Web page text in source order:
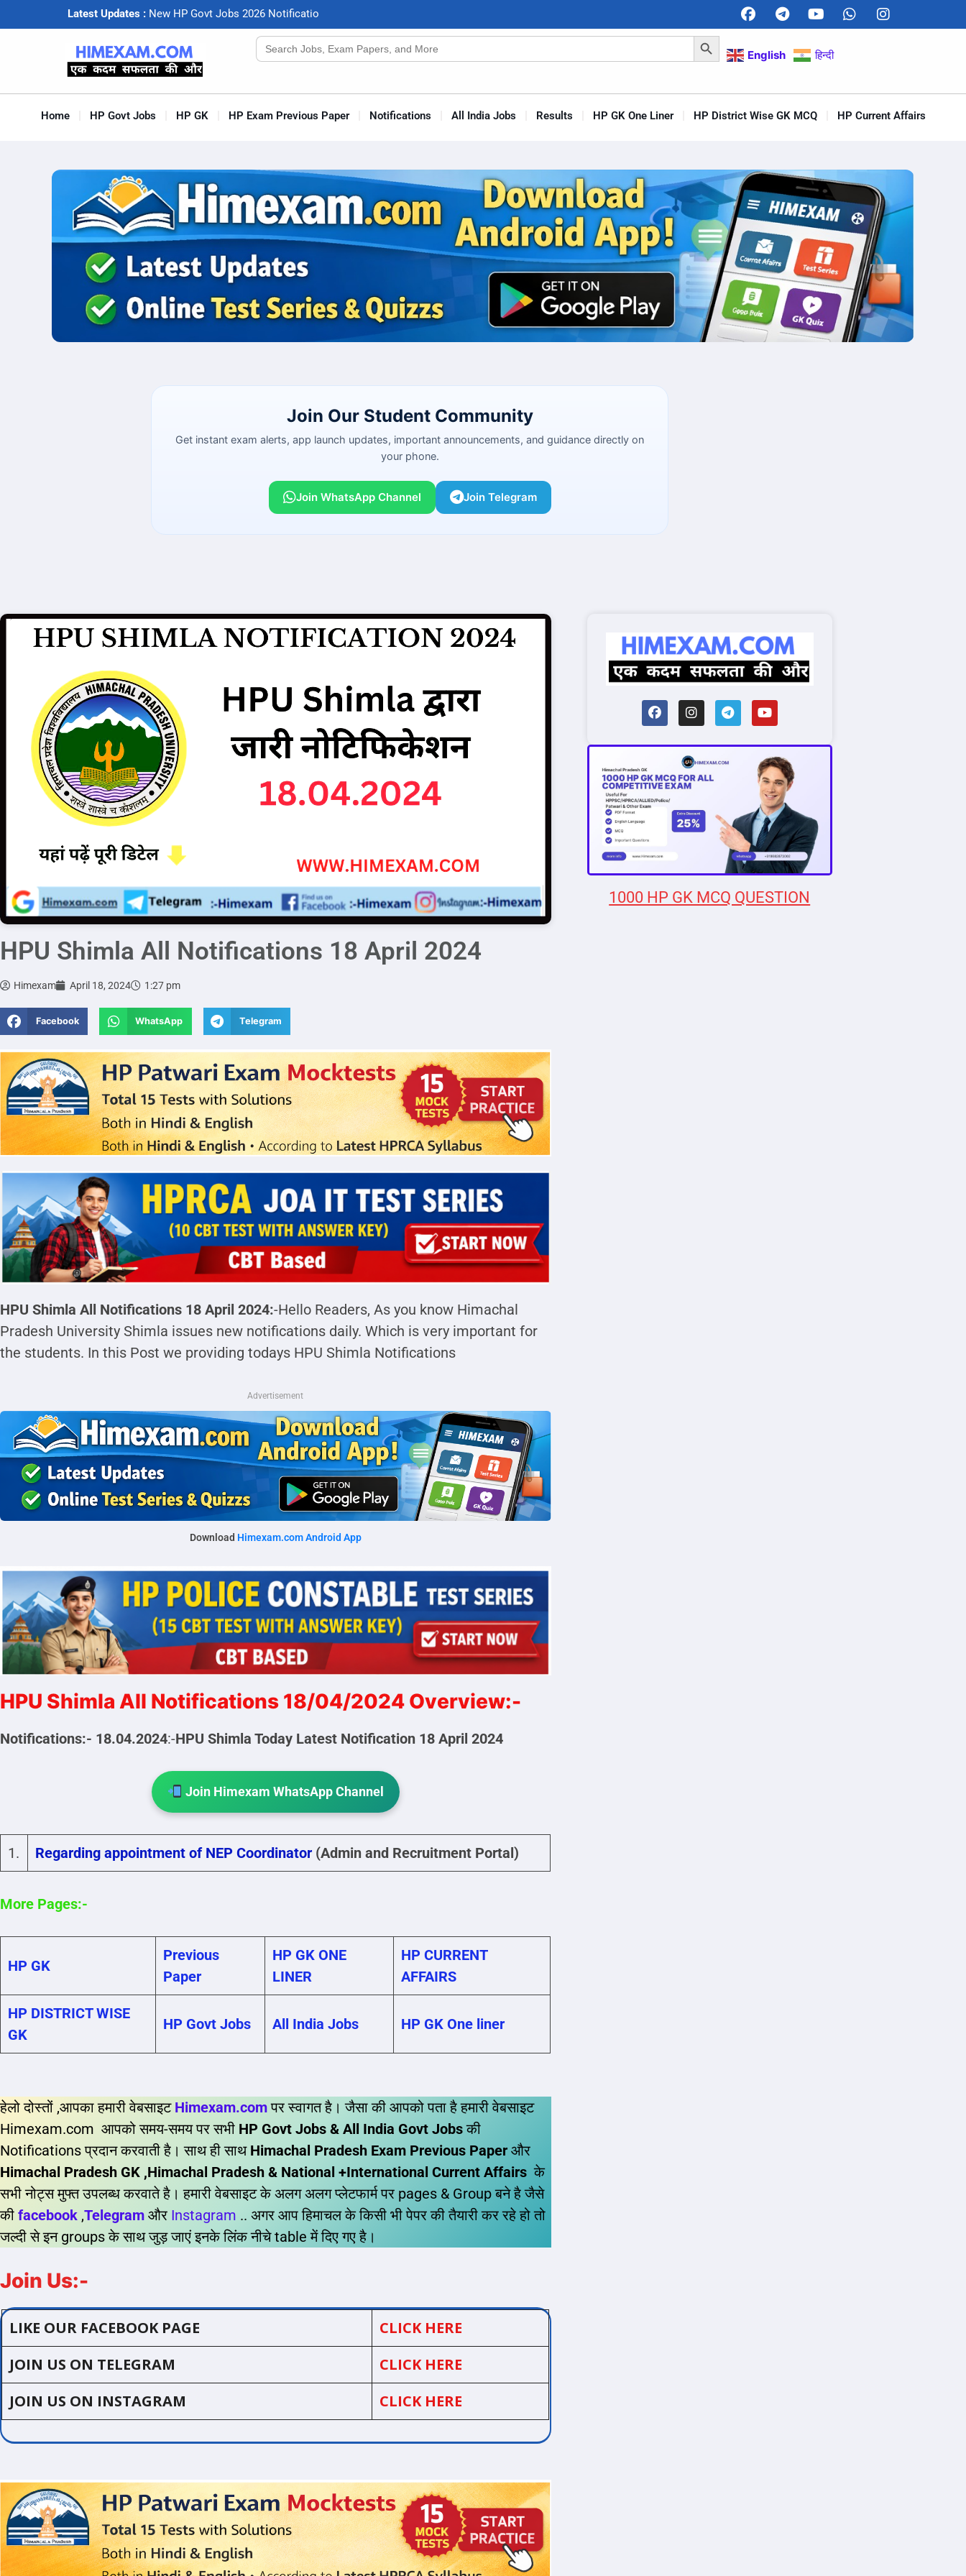
Latest Updates : New HP Govt Jobs 2026 Notifcatio
Search
for:
Search Button
English
हिन्दी
Home HP Govt Jobs HP GK HP Exam Previous Paper Notifications All India Jobs Results HP GK One Liner HP District Wise GK MCQ HP Current Affairs
Join Our Student Community
Get instant exam alerts, app launch updates, important announcements, and guidance directly on
your phone.
Join WhatsApp Channel Join Telegram
HPU Shimla All Notifications 18 April 2024
Himexam April 18, 2024 1:27 pm
Facebook WhatsApp Telegram
HPU Shimla All Notifications 18 April 2024:-Hello Readers, As you know Himachal
Pradesh University Shimla issues new notifications daily. Which is very important for
the students. In this Post we providing todays HPU Shimla Notifications
Advertisement
Download Himexam.com Android App
HPU Shimla All Notifications 18/04/2024 Overview:-
Notifications:- 18.04.2024:-HPU Shimla Today Latest Notification 18 April 2024
Join Himexam WhatsApp Channel
1. Regarding appointment of NEP Coordinator (Admin and Recruitment Portal)
More Pages:-
HP GK
Previous
Paper
HP GK ONE
LINER
HP CURRENT
AFFAIRS
HP DISTRICT WISE
GK
HP Govt Jobs All India Jobs HP GK One liner
हेलो दोस्तों ,आपका हमारी वेबसाइट Himexam.comपर स्वागत है। जैसा की आपको पता है हमारी वेबसाइट
Himexam.com आपको समय-समय पर सभी HP Govt Jobs & All India Govt Jobsकी
Notifications प्रदान करवाती है। साथ ही साथ Himachal Pradesh Exam Previous Paper और
Himachal Pradesh GK ,Himachal Pradesh & National +International Current Affairs के
सभी नोट्स मुफ्त उपलब्ध करवाते है। हमारी वेबसाइट के अलग अलग प्लेटफार्म पर pages & Group बने है जैसे
की facebook ,Telegram और Instagram .. अगर आप हिमाचल के किसी भी पेपर की तैयारी कर रहे हो तो
जल्दी से इन groups के साथ जुड़ जाएं इनके लिंक नीचे table में दिए गए है।
Join Us:-
LIKE OUR FACEBOOK PAGE
CLICK HERE
JOIN US ON TELEGRAM
CLICK HERE
JOIN US ON INSTAGRAM
CLICK HERE
1000 HP GK MCQ QUESTION